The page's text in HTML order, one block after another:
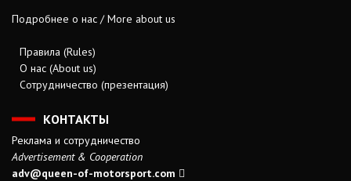
Подробнее о нас / More about us
Правила (Rules)
О нас (About us)
Сотрудничество (презентация)
КОНТАКТЫ
Реклама и сотрудничество
Advertisement & Cooperation
adv@queen-of-motorsport.com